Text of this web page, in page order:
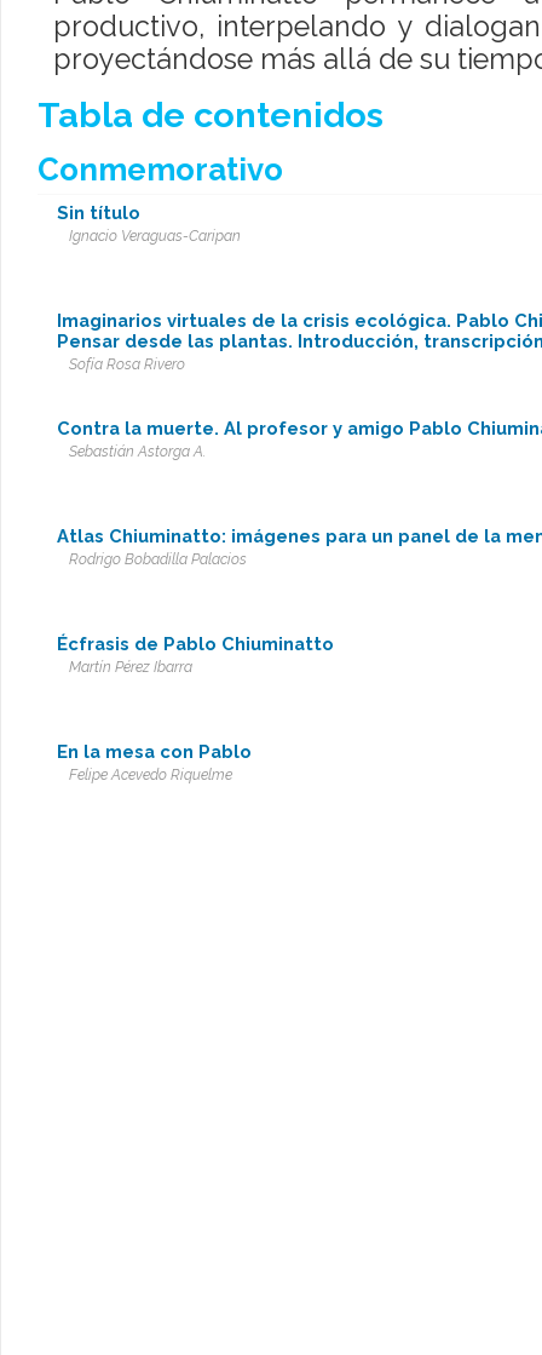
productivo, interpelando y
proyectándose más allá de su
Tabla de contenidos
Conmemorativo
Sin título
Ignacio Veraguas-Caripan
Imaginarios virtuales de la crisis ecológica. Pablo
Pensar desde las plantas. Introducción,
Sofía Rosa Rivero
Contra la muerte. Al profesor y amigo Pablo
Sebastián Astorga A.
Atlas Chiuminatto: imágenes para un panel de la
Rodrigo Bobadilla Palacios
Écfrasis de Pablo Chiuminatto
Martín Pérez Ibarra
En la mesa con Pablo
Felipe Acevedo Riquelme